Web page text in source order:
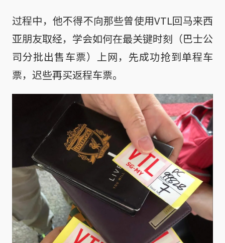
过程中，他不得不向那些曾使用VTL回马来西
亚朋友取经，学会如何在最关键时刻（巴士公
司分批出售车票）上网，先成功抢到单程车
票，迟些再买返程车票。